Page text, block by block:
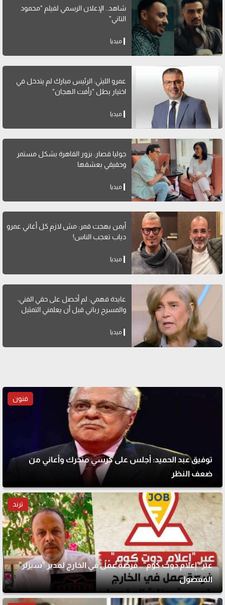
شاهد.. الإعلان الرسمي لفيلم "محمود
التاني"
ميديا
عمرو الليثي: الرئيس مبارك لم يتدخل في
اختيار بطل "رأفت الهجان"
ميديا
جوليا قصار: بزور القاهرة بشكل مستمر
وحقيقي بعشقها
ميديا
أيمن بهجت قمر: مش لازم كل أغاني عمرو
دياب تعجب الناس!
ميديا
عايدة فهمي: لم أحصل على حقي الفني،
والمسرح رباني قبل أن يعلمني التمثيل
ميديا
فنون
توفيق عبد الحميد: أجلس على كرسي متحرك وأعاني من
ضعف النظر
ترند
عبر "إعلام دوت كوم".. فرصة عمل في الخارج لمدير "سيزلر"
المفصول